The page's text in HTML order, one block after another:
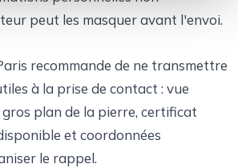
peut les masquer avant l'envoi.
recommande de ne transmettre
à la prise de contact : vue
plan de la pierre, certificat
et coordonnées
le rappel.